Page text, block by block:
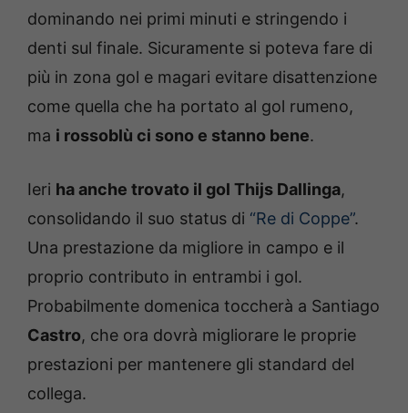
dominando nei primi minuti e stringendo i
denti sul finale. Sicuramente si poteva fare di
più in zona gol e magari evitare disattenzione
come quella che ha portato al gol rumeno,
ma i rossoblù ci sono e stanno bene.
Ieri ha anche trovato il gol Thijs Dallinga,
consolidando il suo status di “Re di Coppe”.
Una prestazione da migliore in campo e il
proprio contributo in entrambi i gol.
Probabilmente domenica toccherà a Santiago
Castro, che ora dovrà migliorare le proprie
prestazioni per mantenere gli standard del
collega.